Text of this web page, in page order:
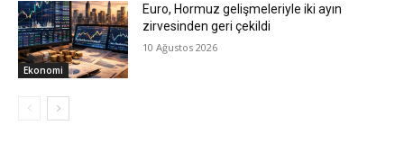
Ekonomi
Euro, Hormuz gelişmeleriyle iki ayın
zirvesinden geri çekildi
10 Ağustos 2026